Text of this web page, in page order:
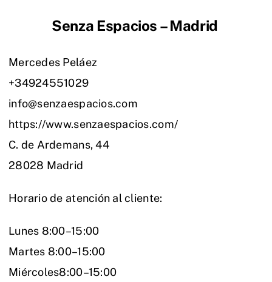
Senza Espacios – Madrid
Mercedes Peláez
+34924551029
info@senzaespacios.com
https://www.senzaespacios.com/
C. de Ardemans, 44
28028 Madrid
Horario de atención al cliente:
Lunes 8:00–15:00
Martes 8:00–15:00
Miércoles8:00–15:00